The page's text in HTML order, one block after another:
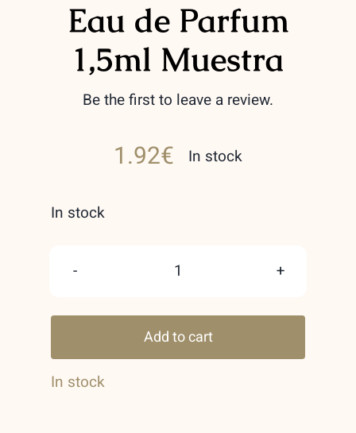
Eau de Parfum
1,5ml Muestra
Be the first to leave a review.
1.92€ In stock
In stock
Maleki
unisex
Lattafa
Add to cart
In stock